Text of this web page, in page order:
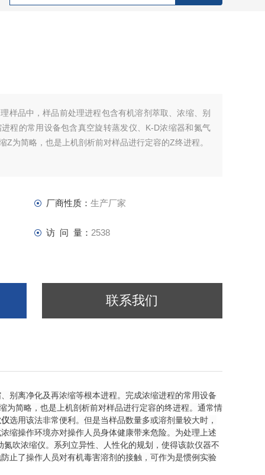
样品中，样品前处理进程包含有机溶剂萃取、浓缩、别
程的常用设备包含真空旋转蒸发仪、K-D浓缩器和氮气
Z为简略，也是上机剖析前对样品进行定容的Z终进程。
厂商性质： 生产厂家
访 问 量： 2538
联系我们
别离净化及再浓缩等根本进程。完成浓缩进程的常用设备
为简略，也是上机剖析前对样品进行定容的终进程。通常情
选用该法非常便利。但是当样品数量多或溶剂量较大时，
缩操作环境亦对操作人员身体健康带来危险。为处理上述
吹浓缩仪。 系列立异性、人性化的规划，使得该款仪器不
止了操作人员对有机毒害溶剂的接触，可作为是惯例实验